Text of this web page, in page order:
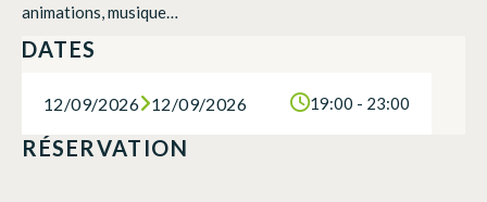
animations, musique…
DATES
12/09/2026 12/09/2026 19:00 - 23:00
RÉSERVATION